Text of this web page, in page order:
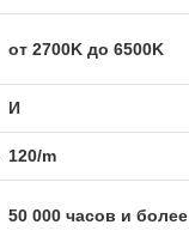
от 2700K до 6500K
И
120/m
50 000 часов и более